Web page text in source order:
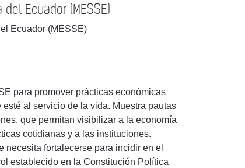
Ecuador (MESSE)
Ecuador (MESSE)
para promover prácticas económicas
al servicio de la vida. Muestra pautas
que permitan visibilizar a la economía
cotidianas y a las instituciones.
fortalecerse para incidir en el
establecido en la Constitución Política